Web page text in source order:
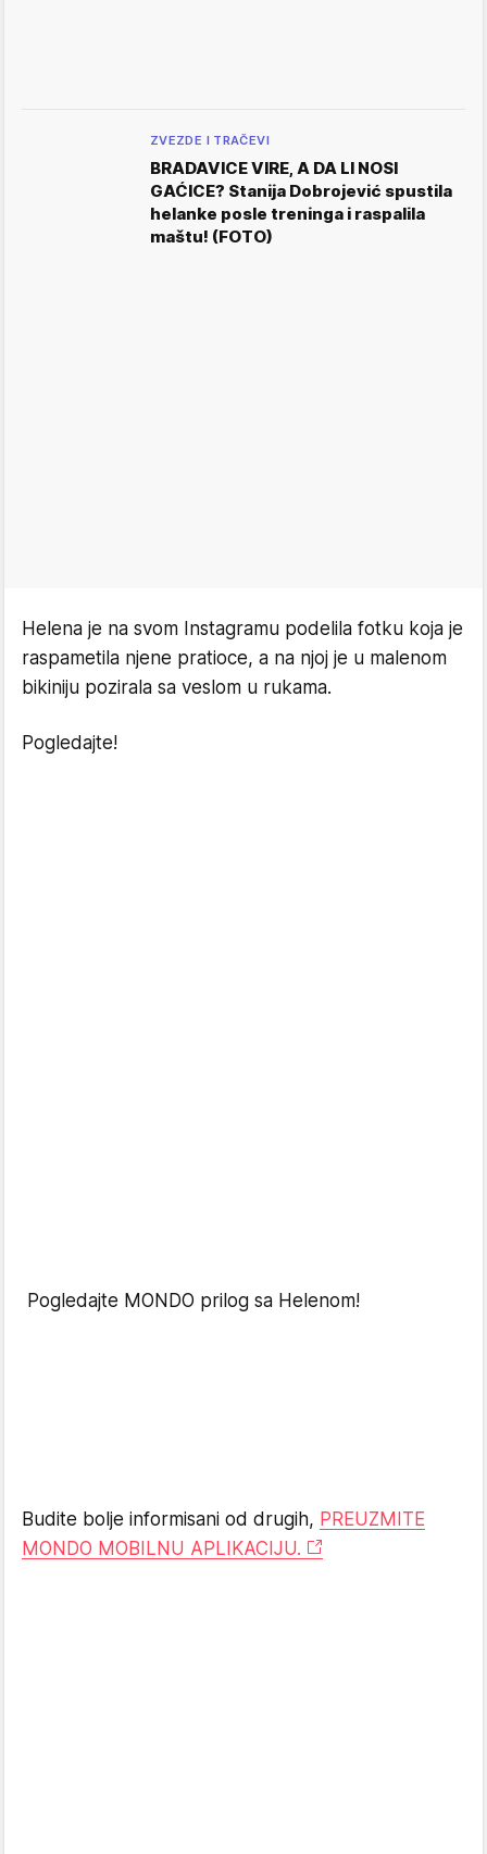
ZVEZDE I TRAČEVI
BRADAVICE VIRE, A DA LI NOSI
GAĆICE? Stanija Dobrojević spustila
helanke posle treninga i raspalila
maštu! (FOTO)
Helena je na svom Instagramu podelila fotku koja je
raspametila njene pratioce, a na njoj je u malenom
bikiniju pozirala sa veslom u rukama.
Pogledajte!
Pogledajte MONDO prilog sa Helenom!
Budite bolje informisani od drugih, PREUZMITE
MONDO MOBILNU APLIKACIJU.